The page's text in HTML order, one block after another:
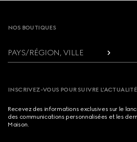
NOS BOUTIQUES
PAYS/RÉGION, VILLE
INSCRIVEZ-VOUS POUR SUIVRE
Recevez des informations exclusives sur le
des communications personnalisées et les
Maison.